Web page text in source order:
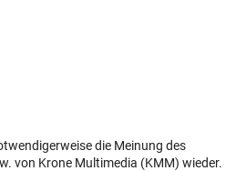
die Meinung des
von Krone Multimedia (KMM) wieder.